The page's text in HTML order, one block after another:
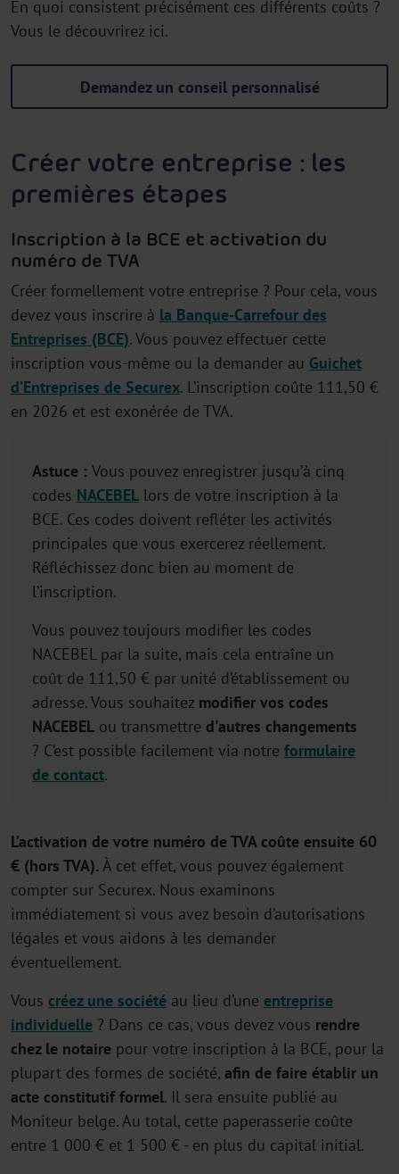
En quoi consistent précisément ces différents coûts ?
Vous le découvrirez ici.
Demandez un conseil personnalisé
Créer votre entreprise : les
premières étapes
Inscription à la BCE et activation du
numéro de TVA
Créer formellement votre entreprise ? Pour cela, vous
devez vous inscrire à la Banque-Carrefour des
Entreprises (BCE). Vous pouvez effectuer cette
inscription vous-même ou la demander au Guichet
d’Entreprises de Securex. L’inscription coûte 111,50 €
en 2026 et est exonérée de TVA.
Astuce : Vous pouvez enregistrer jusqu’à cinq
codes NACEBEL lors de votre inscription à la
BCE. Ces codes doivent refléter les activités
principales que vous exercerez réellement.
Réfléchissez donc bien au moment de
l’inscription.
Vous pouvez toujours modifier les codes
NACEBEL par la suite, mais cela entraîne un
coût de 111,50 € par unité d’établissement ou
adresse. Vous souhaitez modifier vos codes
NACEBEL ou transmettre d'autres changements
? C’est possible facilement via notre formulaire
de contact.
L’activation de votre numéro de TVA coûte ensuite 60
€ (hors TVA). À cet effet, vous pouvez également
compter sur Securex. Nous examinons
immédiatement si vous avez besoin d’autorisations
légales et vous aidons à les demander
éventuellement.
Vous créez une société au lieu d’une entreprise
individuelle ? Dans ce cas, vous devez vous rendre
chez le notaire pour votre inscription à la BCE, pour la
plupart des formes de société, afin de faire établir un
acte constitutif formel. Il sera ensuite publié au
Moniteur belge. Au total, cette paperasserie coûte
entre 1 000 € et 1 500 € - en plus du capital initial.